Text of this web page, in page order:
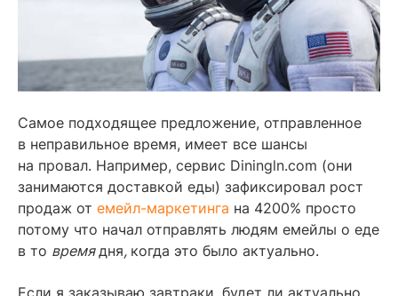
Самое подходящее предложение, отправленное
в неправильное время, имеет все шансы
на провал. Например, сервис Diningln.com (они
занимаются доставкой еды) зафиксировал рост
продаж от емейл-маркетинга на 4200% просто
потому что начал отправлять людям емейлы о еде
в то времядня, когда это было актуально.